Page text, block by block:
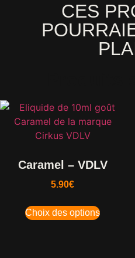
CES
Caramel – VDLV
5.90€
Choix des options